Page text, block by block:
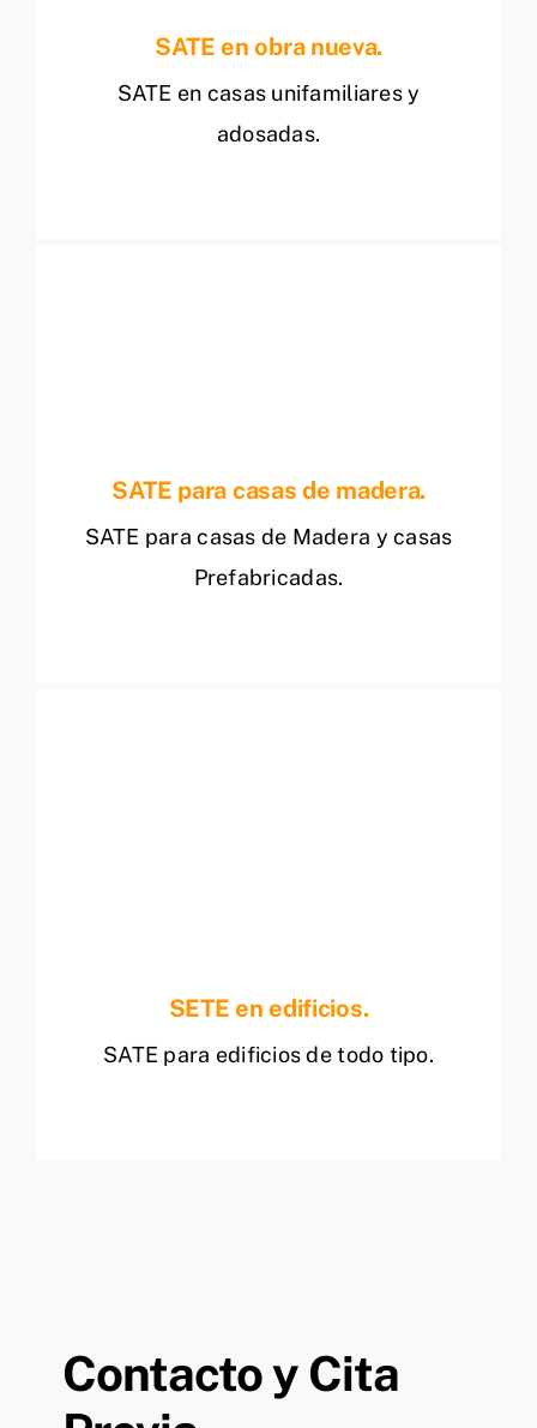
SATE en obra nueva.
SATE en casas unifamiliares y
adosadas.
SATE para casas de madera.
SATE para casas de Madera y casas
Prefabricadas.
SETE en edificios.
SATE para edificios de todo tipo.
Contacto y Cita